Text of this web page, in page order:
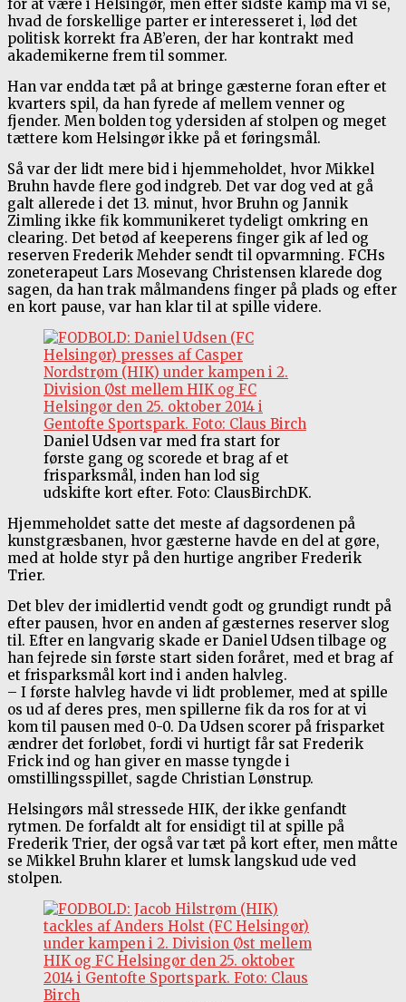
for at være i Helsingør, men efter sidste kamp må vi se,
hvad de forskellige parter er interesseret i, lød det
politisk korrekt fra AB’eren, der har kontrakt med
akademikerne frem til sommer.
Han var endda tæt på at bringe gæsterne foran efter et
kvarters spil, da han fyrede af mellem venner og
fjender. Men bolden tog ydersiden af stolpen og meget
tættere kom Helsingør ikke på et føringsmål.
Så var der lidt mere bid i hjemmeholdet, hvor Mikkel
Bruhn havde flere god indgreb. Det var dog ved at gå
galt allerede i det 13. minut, hvor Bruhn og Jannik
Zimling ikke fik kommunikeret tydeligt omkring en
clearing. Det betød af keeperens finger gik af led og
reserven Frederik Mehder sendt til opvarmning. FCHs
zoneterapeut Lars Mosevang Christensen klarede dog
sagen, da han trak målmandens finger på plads og efter
en kort pause, var han klar til at spille videre.
Daniel Udsen var med fra start for
første gang og scorede et brag af et
frisparksmål, inden han lod sig
udskifte kort efter. Foto: ClausBirchDK.
Hjemmeholdet satte det meste af dagsordenen på
kunstgræsbanen, hvor gæsterne havde en del at gøre,
med at holde styr på den hurtige angriber Frederik
Trier.
Det blev der imidlertid vendt godt og grundigt rundt på
efter pausen, hvor en anden af gæsternes reserver slog
til. Efter en langvarig skade er Daniel Udsen tilbage og
han fejrede sin første start siden foråret, med et brag af
et frisparksmål kort ind i anden halvleg.
– I første halvleg havde vi lidt problemer, med at spille
os ud af deres pres, men spillerne fik da ros for at vi
kom til pausen med 0-0. Da Udsen scorer på frisparket
ændrer det forløbet, fordi vi hurtigt får sat Frederik
Frick ind og han giver en masse tyngde i
omstillingsspillet, sagde Christian Lønstrup.
Helsingørs mål stressede HIK, der ikke genfandt
rytmen. De forfaldt alt for ensidigt til at spille på
Frederik Trier, der også var tæt på kort efter, men måtte
se Mikkel Bruhn klarer et lumsk langskud ude ved
stolpen.